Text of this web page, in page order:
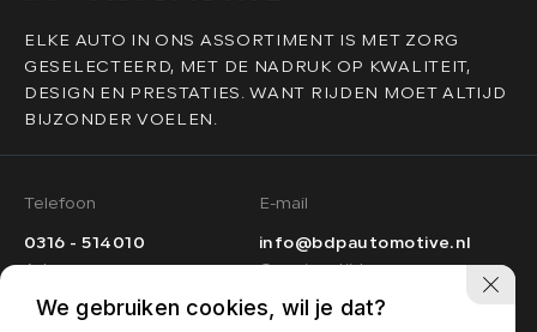
ELKE AUTO IN ONS ASSORTIMENT IS MET ZORG
GESELECTEERD, MET DE NADRUK OP KWALITEIT,
DESIGN EN PRESTATIES. WANT RIJDEN MOET ALTIJD
BIJZONDER VOELEN.
Telefoon
0316 - 514010
E-mail
info@bdpautomotive.nl
Adres
Het Hazeland 18
Openingstijden
Ma t/m vr:
09.00 - 17.00
We gebruiken cookies, wil je dat?